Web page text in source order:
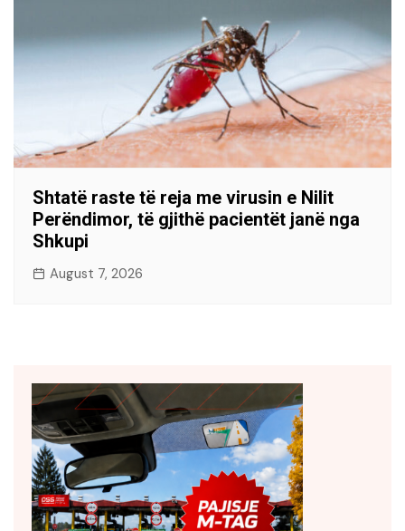
Shtatë raste të reja me virusin e Nilit
Perëndimor, të gjithë pacientët janë nga
Shkupi
August 7, 2026